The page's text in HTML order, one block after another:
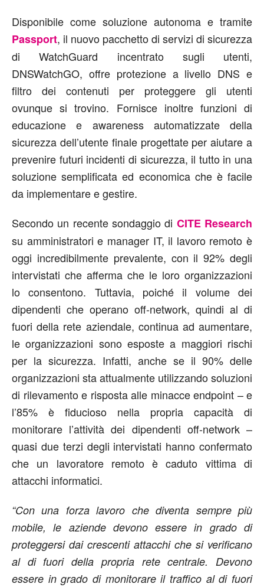
Disponibile come soluzione autonoma e tramite
Passport, il nuovo pacchetto di servizi di sicurezza
di WatchGuard incentrato sugli utenti,
DNSWatchGO, offre protezione a livello DNS e
filtro dei contenuti per proteggere gli utenti
ovunque si trovino. Fornisce inoltre funzioni di
educazione e awareness automatizzate della
sicurezza dell’utente finale progettate per aiutare a
prevenire futuri incidenti di sicurezza, il tutto in una
soluzione semplificata ed economica che è facile
da implementare e gestire.
Secondo un recente sondaggio di CITE Research
su amministratori e manager IT, il lavoro remoto è
oggi incredibilmente prevalente, con il 92% degli
intervistati che afferma che le loro organizzazioni
lo consentono. Tuttavia, poiché il volume dei
dipendenti che operano off-network, quindi al di
fuori della rete aziendale, continua ad aumentare,
le organizzazioni sono esposte a maggiori rischi
per la sicurezza. Infatti, anche se il 90% delle
organizzazioni sta attualmente utilizzando soluzioni
di rilevamento e risposta alle minacce endpoint – e
l’85% è fiducioso nella propria capacità di
monitorare l’attività dei dipendenti off-network –
quasi due terzi degli intervistati hanno confermato
che un lavoratore remoto è caduto vittima di
attacchi informatici.
“Con una forza lavoro che diventa sempre più
mobile, le aziende devono essere in grado di
proteggersi dai crescenti attacchi che si verificano
al di fuori della propria rete centrale. Devono
essere in grado di monitorare il traffico al di fuori